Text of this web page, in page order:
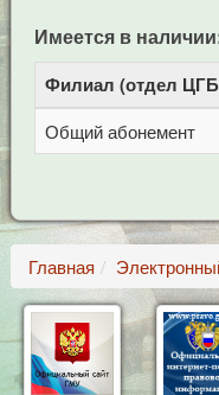
Имеется в
Филиал (отдел
Общий абонемент
Главная